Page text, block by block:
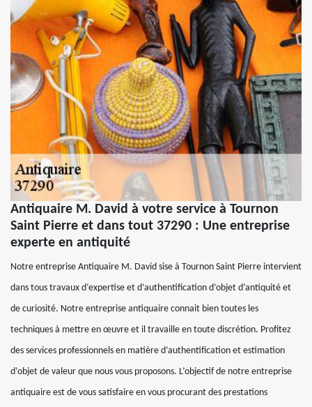
Antiquaire M. David à votre service à Tournon
Saint Pierre et dans tout 37290 : Une entreprise
experte en antiquité
Notre entreprise Antiquaire M. David sise à Tournon Saint Pierre intervient
dans tous travaux d’expertise et d’authentification d’objet d’antiquité et
de curiosité. Notre entreprise antiquaire connait bien toutes les
techniques à mettre en œuvre et il travaille en toute discrétion. Profitez
des services professionnels en matière d’authentification et estimation
d’objet de valeur que nous vous proposons. L’objectif de notre entreprise
antiquaire est de vous satisfaire en vous procurant des prestations